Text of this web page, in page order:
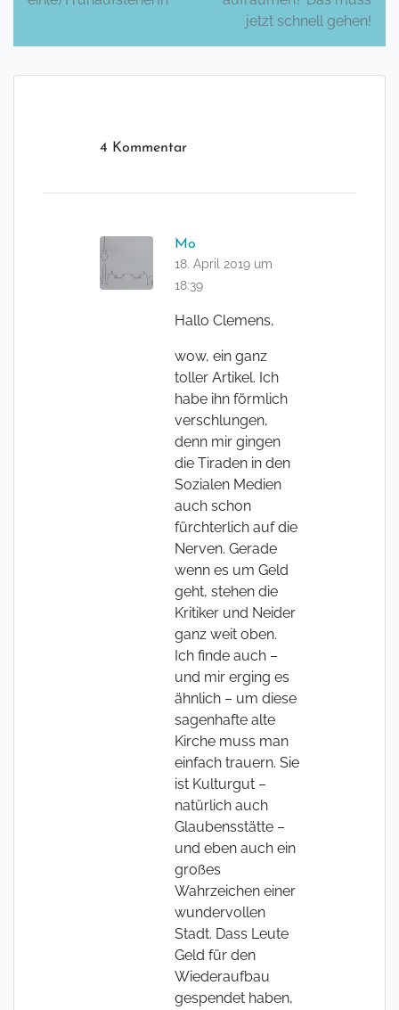
jetzt schnell gehen!
4 Kommentar
Mo
18. April 2019 um
18:39
Hallo Clemens,
wow, ein ganz
toller Artikel. Ich
habe ihn förmlich
verschlungen,
denn mir gingen
die Tiraden in den
Sozialen Medien
auch schon
fürchterlich auf die
Nerven. Gerade
wenn es um Geld
geht, stehen die
Kritiker und Neider
ganz weit oben.
Ich finde auch –
und mir erging es
ähnlich – um diese
sagenhafte alte
Kirche muss man
einfach trauern. Sie
ist Kulturgut –
natürlich auch
Glaubensstätte –
und eben auch ein
großes
Wahrzeichen einer
wundervollen
Stadt. Dass Leute
Geld für den
Wiederaufbau
gespendet haben,